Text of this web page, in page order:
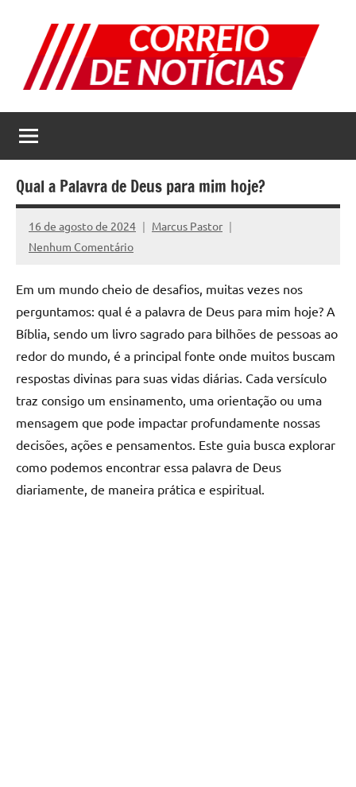
conteúdo
Correio
de
Notícias
as
melhores
notícias
da
internet
Qual a Palavra de Deus para mim hoje?
16 de agosto de 2024
Marcus Pastor
Nenhum Comentário
Em um mundo cheio de desafios, muitas vezes nos
perguntamos: qual é a palavra de Deus para mim hoje? A
Bíblia, sendo um livro sagrado para bilhões de pessoas ao
redor do mundo, é a principal fonte onde muitos buscam
respostas divinas para suas vidas diárias. Cada versículo
traz consigo um ensinamento, uma orientação ou uma
mensagem que pode impactar profundamente nossas
decisões, ações e pensamentos. Este guia busca explorar
como podemos encontrar essa palavra de Deus
diariamente, de maneira prática e espiritual.